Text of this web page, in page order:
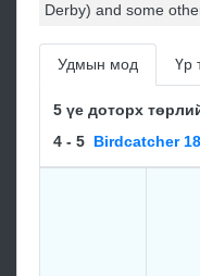
Derby) and some
Удмын мод Үр
5 үе доторх
4 - 5 Birdcatcher